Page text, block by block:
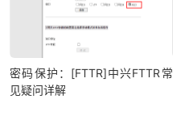
密码保护：[FTTR]中兴FTTR常
见疑问详解